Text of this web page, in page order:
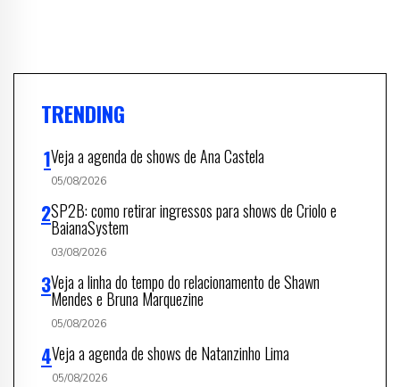
TRENDING
Veja a agenda de shows de Ana Castela
05/08/2026
SP2B: como retirar ingressos para shows de Criolo e
BaianaSystem
03/08/2026
Veja a linha do tempo do relacionamento de Shawn
Mendes e Bruna Marquezine
05/08/2026
Veja a agenda de shows de Natanzinho Lima
05/08/2026